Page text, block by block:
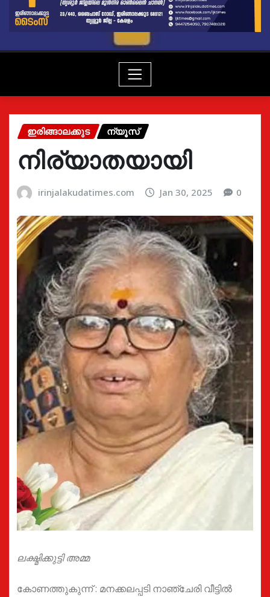
ഇരിങ്ങാലക്കുട ന്യൂസ്
നിര്യാതയായി
irinjalakudatimes.com Jan 30, 2025 0
ലക്ഷ്മിക്കുട്ടി അമ്മ
കോണത്തുകുന്ന് : മനക്കലപ്പടി നാഞ്ചേരി വീട്ടിൽ